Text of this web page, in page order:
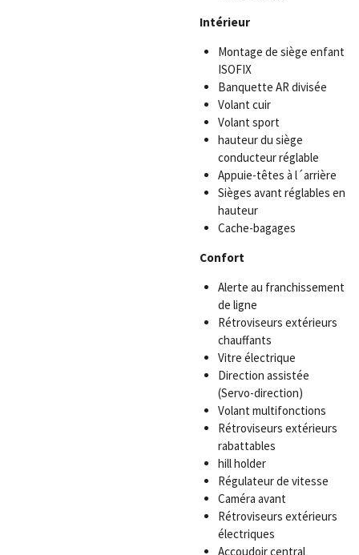
Intérieur
Montage de siège enfant
ISOFIX
Banquette AR divisée
Volant cuir
Volant sport
hauteur du siège
conducteur réglable
Appuie-têtes à l´arrière
Sièges avant réglables en
hauteur
Cache-bagages
Confort
Alerte au franchissement
de ligne
Rétroviseurs extérieurs
chauffants
Vitre électrique
Direction assistée
(Servo-direction)
Volant multifonctions
Rétroviseurs extérieurs
rabattables
hill holder
Régulateur de vitesse
Caméra avant
Rétroviseurs extérieurs
électriques
Accoudoir central